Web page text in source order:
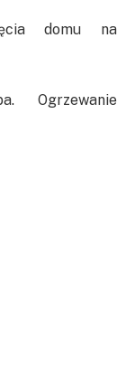
domu na
Ogrzewanie